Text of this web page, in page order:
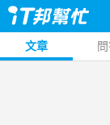
文章